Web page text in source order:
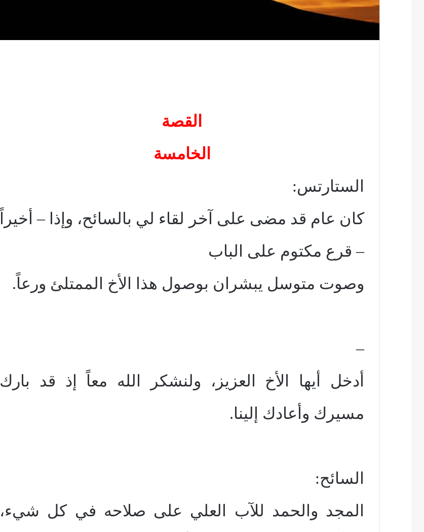
القصة
الخامسة
الستارتس:
كان عام قد مضى على آخر لقاء لي بالسائح، وإذا – أخيراً
– قرع مكتوم على الباب
وصوت متوسل يبشران بوصول هذا الأخ الممتلئ ورعاً.
–
أدخل أيها الأخ العزيز، ولنشكر الله معاً إذ قد بارك
مسيرك وأعادك إلينا.
السائح:
المجد والحمد للآب العلي على صلاحه في كل شيء،